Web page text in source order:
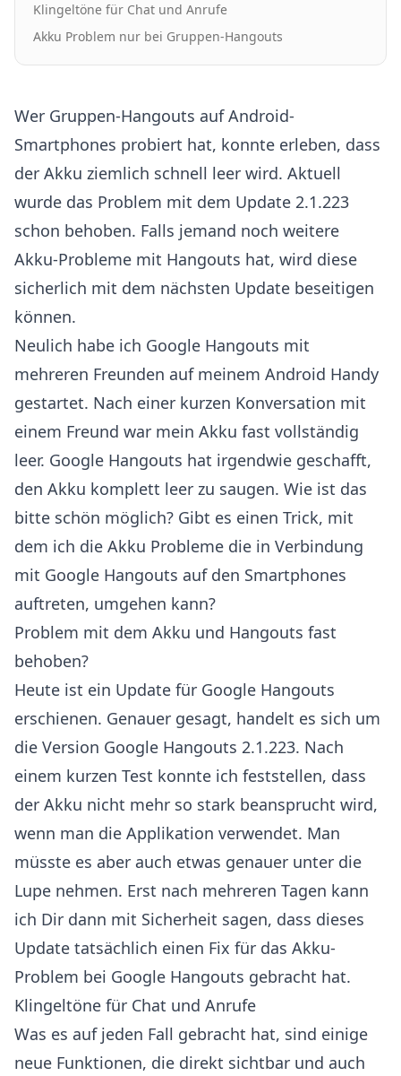
Klingeltöne für Chat und Anrufe
Akku Problem nur bei Gruppen-Hangouts
Wer Gruppen-Hangouts auf Android-
Smartphones probiert hat, konnte erleben, dass
der Akku ziemlich schnell leer wird. Aktuell
wurde das Problem mit dem Update 2.1.223
schon behoben. Falls jemand noch weitere
Akku-Probleme mit Hangouts hat, wird diese
sicherlich mit dem nächsten Update beseitigen
können.
Neulich habe ich Google Hangouts mit
mehreren Freunden auf meinem Android Handy
gestartet. Nach einer kurzen Konversation mit
einem Freund war mein Akku fast vollständig
leer. Google Hangouts hat irgendwie geschafft,
den Akku komplett leer zu saugen. Wie ist das
bitte schön möglich? Gibt es einen Trick, mit
dem ich die Akku Probleme die in Verbindung
mit Google Hangouts auf den Smartphones
auftreten, umgehen kann?
Problem mit dem Akku und Hangouts fast
behoben?
Heute ist ein Update für Google Hangouts
erschienen. Genauer gesagt, handelt es sich um
die Version Google Hangouts 2.1.223. Nach
einem kurzen Test konnte ich feststellen, dass
der Akku nicht mehr so stark beansprucht wird,
wenn man die Applikation verwendet. Man
müsste es aber auch etwas genauer unter die
Lupe nehmen. Erst nach mehreren Tagen kann
ich Dir dann mit Sicherheit sagen, dass dieses
Update tatsächlich einen Fix für das Akku-
Problem bei Google Hangouts gebracht hat.
Klingeltöne für Chat und Anrufe
Was es auf jeden Fall gebracht hat, sind einige
neue Funktionen, die direkt sichtbar und auch